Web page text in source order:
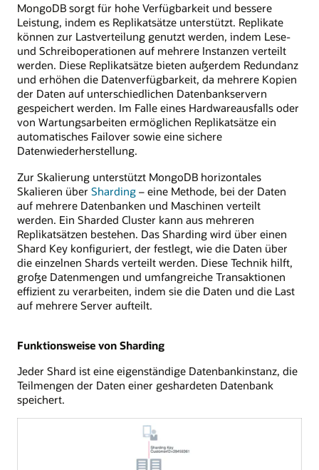
MongoDB sorgt für hohe Verfügbarkeit und bessere
Leistung, indem es Replikatsätze unterstützt. Replikate
können zur Lastverteilung genutzt werden, indem Lese-
und Schreiboperationen auf mehrere Instanzen verteilt
werden. Diese Replikatsätze bieten außerdem Redundanz
und erhöhen die Datenverfügbarkeit, da mehrere Kopien
der Daten auf unterschiedlichen Datenbankservern
gespeichert werden. Im Falle eines Hardwareausfalls oder
von Wartungsarbeiten ermöglichen Replikatsätze ein
automatisches Failover sowie eine sichere
Datenwiederherstellung.
Zur Skalierung unterstützt MongoDB horizontales
Skalieren über Sharding – eine Methode, bei der Daten
auf mehrere Datenbanken und Maschinen verteilt
werden. Ein Sharded Cluster kann aus mehreren
Replikatsätzen bestehen. Das Sharding wird über einen
Shard Key konfiguriert, der festlegt, wie die Daten über
die einzelnen Shards verteilt werden. Diese Technik hilft,
große Datenmengen und umfangreiche Transaktionen
effizient zu verarbeiten, indem sie die Daten und die Last
auf mehrere Server aufteilt.
Funktionsweise von Sharding
Jeder Shard ist eine eigenständige Datenbankinstanz, die
Teilmengen der Daten einer geshardeten Datenbank
speichert.